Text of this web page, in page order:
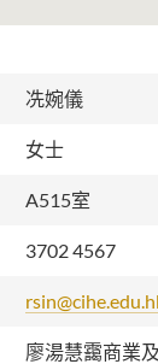
冼婉儀
女士
A515室
3702 4567
廖湯慧靄商業
學院簡介
願景和使命
教職員
校外顧問
課程概覽